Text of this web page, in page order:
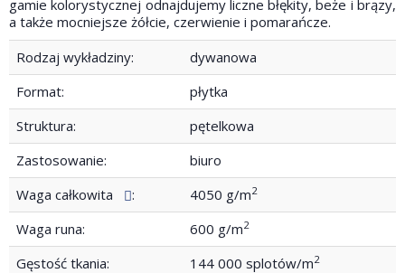
gamie kolorystycznej odnajdujemy liczne błękity, beże i brązy,
a także mocniejsze żółcie, czerwienie i pomarańcze.
Rodzaj wykładziny:
dywanowa
Format:
płytka
Struktura:
pętelkowa
Zastosowanie:
biuro
Waga całkowita
: 4050 g/m2
Waga runa: 600 g/m2
Gęstość tkania: 144 000 splotów/m2